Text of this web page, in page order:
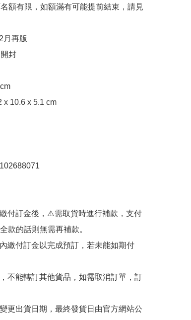
額有限，如額滿有可能提前結束，請見
月再版
封
x 10.6 x 5.1 cm
付訂金後，⚠️需取貨時進行補款，支付
款的話則無需再補款。
繳付訂金以完成預訂，若未能如期付
不能轉訂其他貨品，如需取消訂單，訂
更出貨日期，最終發貨日由官方網站公